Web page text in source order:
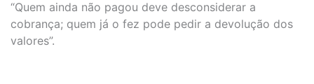
“Quem ainda não pagou deve desconsiderar a
cobrança; quem já o fez pode pedir a devolução dos
valores”.